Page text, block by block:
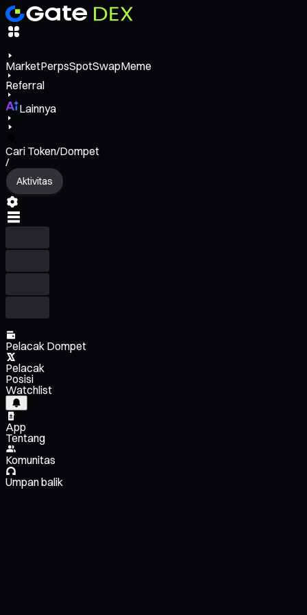
MarketPerpsSpotSwapMeme
Referral
Lainnya
Cari Token/Dompet
/
Aktivitas
Pelacak Dompet
Pelacak
Posisi
Watchlist
App
Tentang
Komunitas
Umpan balik